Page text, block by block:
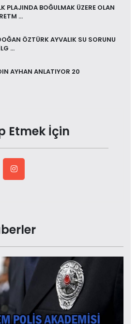
PLAJINDA BOĞULMAK ÜZERE OLAN
...
ÖZTÜRK AYVALIK SU SORUNU
...
AYHAN ANLATIYOR 20
Etmek İçin